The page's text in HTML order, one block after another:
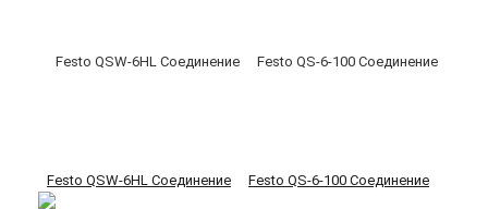
Festo QSW-6HL Соединение Festo QS-6-100 Соединение